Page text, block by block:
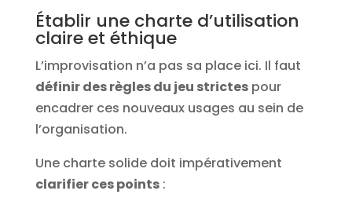
Établir une charte d’utilisation
claire et éthique
L’improvisation n’a pas sa place ici. Il faut
définir des règles du jeu strictespour
encadrer ces nouveaux usages au sein de
l’organisation.
Une charte solide doit impérativement
clarifier ces points: